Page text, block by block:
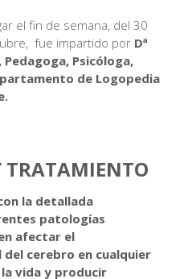
el fin de semana, del 30
fue impartido por Dª
Pedagoga, Psicóloga,
de Logopedia
TRATAMIENTO
la detallada
patologías
afectar el
cerebro en cualquier
vida y producir